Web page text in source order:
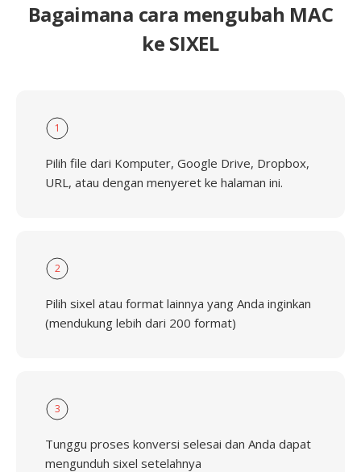
Bagaimana cara mengubah MAC
ke SIXEL
1
Pilih file dari Komputer, Google Drive, Dropbox,
URL, atau dengan menyeret ke halaman ini.
2
Pilih sixel atau format lainnya yang Anda inginkan
(mendukung lebih dari 200 format)
3
Tunggu proses konversi selesai dan Anda dapat
mengunduh sixel setelahnya